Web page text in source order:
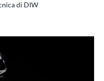
di DIW